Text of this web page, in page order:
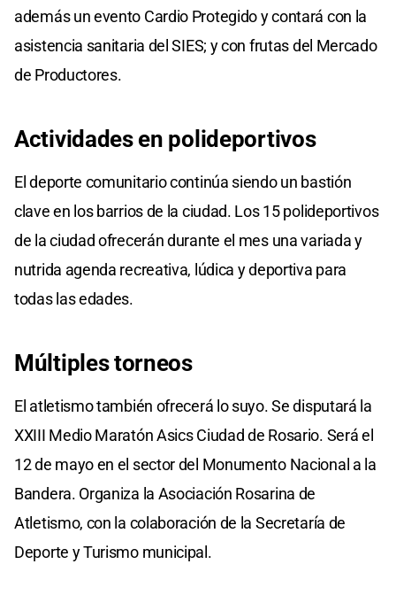
además un evento Cardio Protegido y contará con la
asistencia sanitaria del SIES; y con frutas del Mercado
de Productores.
Actividades en polideportivos
El deporte comunitario continúa siendo un bastión
clave en los barrios de la ciudad. Los 15 polideportivos
de la ciudad ofrecerán durante el mes una variada y
nutrida agenda recreativa, lúdica y deportiva para
todas las edades.
Múltiples torneos
El atletismo también ofrecerá lo suyo. Se disputará la
XXIII Medio Maratón Asics Ciudad de Rosario. Será el
12 de mayo en el sector del Monumento Nacional a la
Bandera. Organiza la Asociación Rosarina de
Atletismo, con la colaboración de la Secretaría de
Deporte y Turismo municipal.